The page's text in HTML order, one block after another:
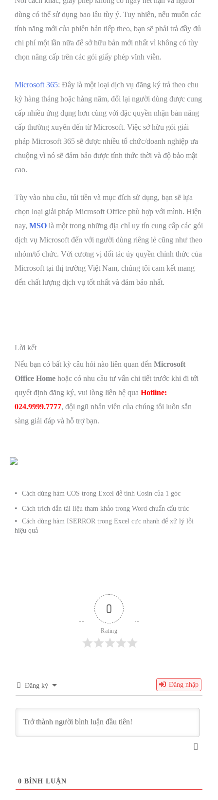
dùng có thể sử dụng bao lâu tùy ý. Tuy nhiên, nếu muốn các
tính năng mới của phiên bản tiếp theo, bạn sẽ phải trả đầy đủ
chi phí một lần nữa để sở hữu bản mới nhất vì không có tùy
chọn nâng cấp trên các gói giấy phép vĩnh viễn.
Microsoft 365: Đây là một loại dịch vụ đăng ký trả theo chu
kỳ hàng tháng hoặc hàng năm, đổi lại người dùng được cung
cấp nhiều ứng dụng hơn cùng với đặc quyền nhận bản nâng
cấp thường xuyên đến từ Microsoft. Việc sở hữu gói giải
pháp Microsoft 365 sẽ được nhiều tổ chức/doanh nghiệp ưa
chuộng vì nó sẽ đảm bảo được tính thức thời và độ bảo mật
cao.
Tùy vào nhu cầu, túi tiền và mục đích sử dụng, bạn sẽ lựa
chọn loại giải pháp Microsoft Office phù hợp với mình. Hiện
nay, MSO là một trong những địa chỉ uy tín cung cấp các gói
dịch vụ Microsoft đến với người dùng riêng lẻ cũng như theo
nhóm/tổ chức. Với cương vị đối tác ủy quyền chính thức của
Microsoft tại thị trường Việt Nam, chúng tôi cam kết mang
đến chất lượng dịch vụ tốt nhất và đảm bảo nhất.
Lời kết
Nếu bạn có bất kỳ câu hỏi nào liên quan đến Microsoft
Office Home hoặc có nhu cầu tư vấn chi tiết trước khi đi tới
quyết định đăng ký, vui lòng liên hệ qua Hotline:
024.9999.7777, đội ngũ nhân viên của chúng tôi luôn sẵn
sàng giải đáp và hỗ trợ bạn.
Cách dùng hàm COS trong Excel để tính Cosin của 1 góc
Cách trích dẫn tài liệu tham khảo trong Word chuẩn cấu trúc
Cách dùng hàm ISERROR trong Excel cực nhanh để xử lý lỗi
hiệu quả
0
Rating
Đăng ký Đăng nhập
0 BÌNH LUẬN